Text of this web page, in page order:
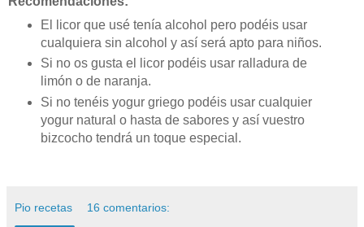
El licor que usé tenía alcohol pero podéis usar
cualquiera sin alcohol y así será apto para niños.
Si no os gusta el licor podéis usar ralladura de
limón o de naranja.
Si no tenéis yogur griego podéis usar cualquier
yogur natural o hasta de sabores y así vuestro
bizcocho tendrá un toque especial.
Pio recetas 16 comentarios: